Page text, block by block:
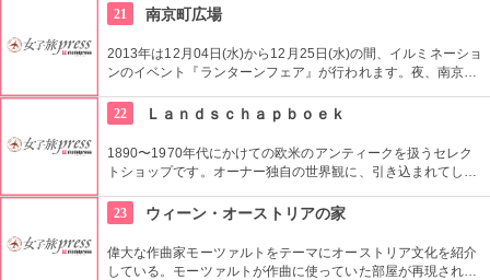
替えられ、現在の名前になりました。阪神・淡路大震災で落ち
た煙突は公園に残してそのままの状態に。
21 南京町広場
2013年は12月04日(水)から12月25日(水)の間、イルミネーショ
ンのイベント『ランターンフェア』が行われます。夜、南京町
ャイニーズテイストのイルミネーション、お見逃しなく。
22 Ｌａｎｄｓｃｈａｐｂｏｅｋ
1890〜1970年代にかけての欧米のアンティークを扱うセレク
トショップです。オーナー独自の世界観に、引き込まれてしま
り、世界観の合う人にはたまらない品々がお店で待っていま
す。
23 ウィーン・オーストリアの家
偉大な作曲家モーツァルトをテーマにオーストリア文化を紹介
している。モーツァルトが作曲に使っていた部屋が再現されて